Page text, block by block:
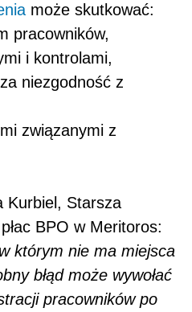
może skutkować:
pracowników,
i kontrolami,
niezgodność z
związanymi z
Kurbiel, Starsza
BPO w Meritoros:
którym nie ma miejsca
błąd może wywołać
pracowników po